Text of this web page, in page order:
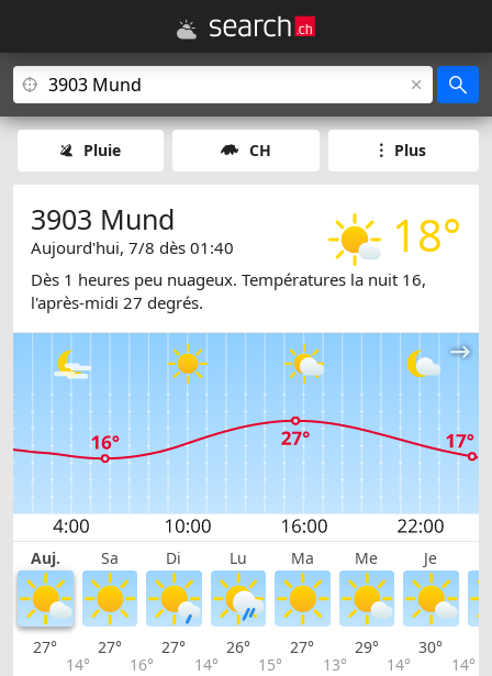
Pluie CH Plus
18°
3903 Mund
Aujourd'hui, 7/8 dès 01:40
Dès 1 heures peu nuageux. Températures la nuit 16,
l'après-midi 27 degrés.
Auj. Sa Di Lu Ma Me Je
27°
14°
27°
16°
27°
14°
26°
15°
27°
13°
29°
14°
30°
14°